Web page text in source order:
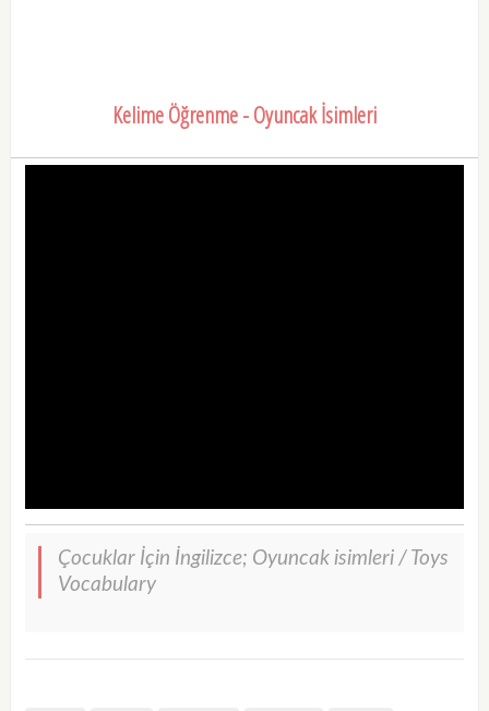
Kelime Öğrenme - Oyuncak İsimleri
Çocuklar İçin İngilizce; Oyuncak isimleri / Toys
Vocabulary